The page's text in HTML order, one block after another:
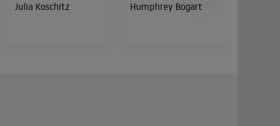
Julia Koschitz Humphrey Bogart